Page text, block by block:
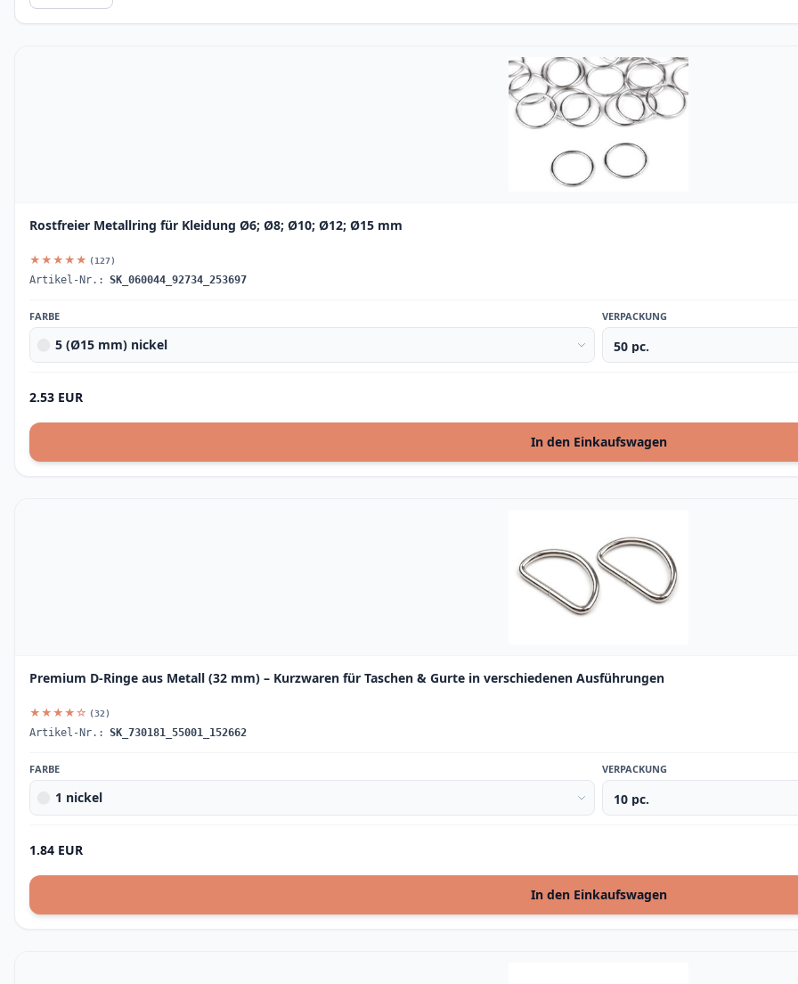
Rostfreier Metallring für Kleidung Ø6; Ø8; Ø10; Ø12; Ø15 mm
★★★★★ (127)
Artikel-Nr.: SK_060044_92734_253697
FARBE
5 (Ø15 mm) nickel
VERPACKUNG
2.53 EUR
In den Einkaufswagen
Premium D-Ringe aus Metall (32 mm) – Kurzwaren für Taschen & Gurte in verschiedenen Ausführungen
★★★★☆ (32)
Artikel-Nr.: SK_730181_55001_152662
FARBE
1 nickel
VERPACKUNG
1.84 EUR
In den Einkaufswagen